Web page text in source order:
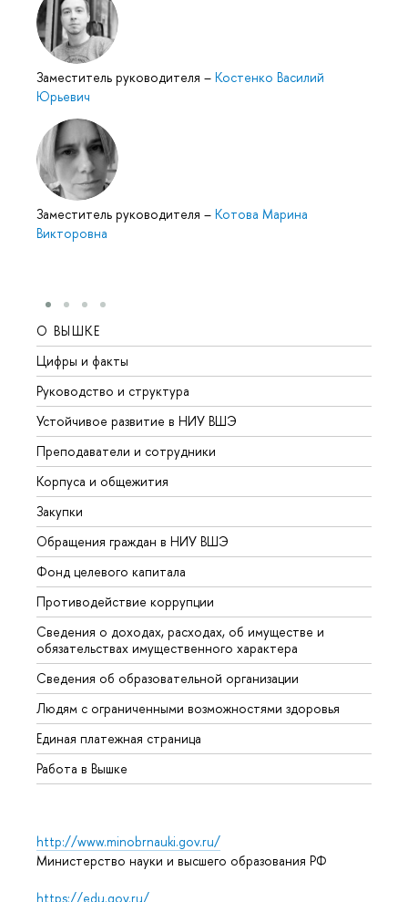
Заместитель руководителя – Костенко Василий
Юрьевич
Заместитель руководителя – Котова Марина
Викторовна
О ВЫШКЕ
Цифры и факты
Руководство и структура
Устойчивое развитие в НИУ ВШЭ
Преподаватели и сотрудники
Корпуса и общежития
Закупки
Обращения граждан в НИУ ВШЭ
Фонд целевого капитала
Противодействие коррупции
Сведения о доходах, расходах, об имуществе и
обязательствах имущественного характера
Сведения об образовательной организации
Людям с ограниченными возможностями здоровья
Единая платежная страница
Работа в Вышке
http://www.minobrnauki.gov.ru/
Министерство науки и высшего образования РФ
https://edu.gov.ru/